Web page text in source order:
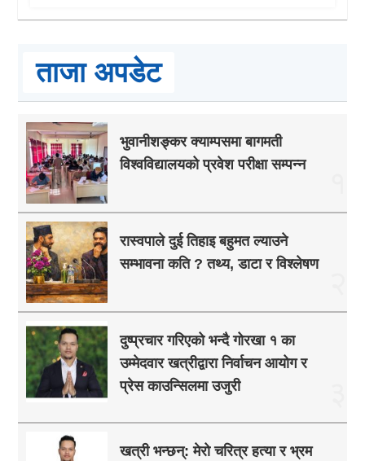
ताजा अपडेट
भुवानीशङ्कर क्याम्पसमा बागमती
विश्वविद्यालयको प्रवेश परीक्षा सम्पन्न
रास्वपाले दुई तिहाइ बहुमत ल्याउने
सम्भावना कति ? तथ्य, डाटा र विश्लेषण
दुष्प्रचार गरिएको भन्दै गोरखा १ का
उम्मेदवार खत्रीद्वारा निर्वाचन आयोग र
प्रेस काउन्सिलमा उजुरी
खत्री भन्छन्: मेरो चरित्र हत्या र भ्रम